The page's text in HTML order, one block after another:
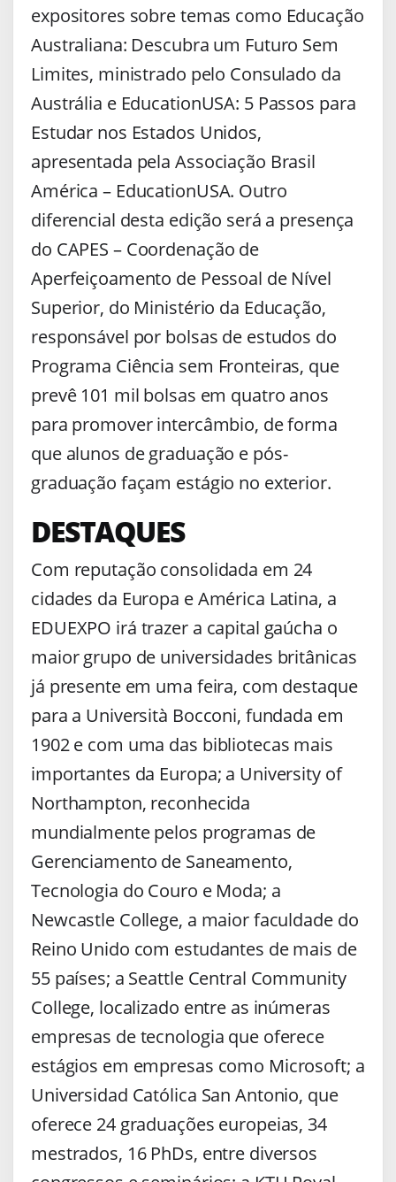
expositores sobre temas como Educação
Australiana: Descubra um Futuro Sem
Limites, ministrado pelo Consulado da
Austrália e EducationUSA: 5 Passos para
Estudar nos Estados Unidos,
apresentada pela Associação Brasil
América – EducationUSA. Outro
diferencial desta edição será a presença
do CAPES – Coordenação de
Aperfeiçoamento de Pessoal de Nível
Superior, do Ministério da Educação,
responsável por bolsas de estudos do
Programa Ciência sem Fronteiras, que
prevê 101 mil bolsas em quatro anos
para promover intercâmbio, de forma
que alunos de graduação e pós-
graduação façam estágio no exterior.
DESTAQUES
Com reputação consolidada em 24
cidades da Europa e América Latina, a
EDUEXPO irá trazer a capital gaúcha o
maior grupo de universidades britânicas
já presente em uma feira, com destaque
para a Università Bocconi, fundada em
1902 e com uma das bibliotecas mais
importantes da Europa; a University of
Northampton, reconhecida
mundialmente pelos programas de
Gerenciamento de Saneamento,
Tecnologia do Couro e Moda; a
Newcastle College, a maior faculdade do
Reino Unido com estudantes de mais de
55 países; a Seattle Central Community
College, localizado entre as inúmeras
empresas de tecnologia que oferece
estágios em empresas como Microsoft; a
Universidad Católica San Antonio, que
oferece 24 graduações europeias, 34
mestrados, 16 PhDs, entre diversos